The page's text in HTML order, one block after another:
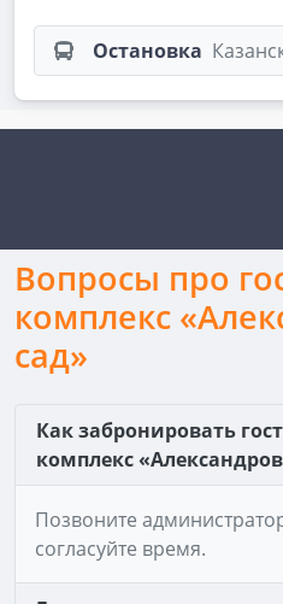
Остановка
Вопросы про
комплекс
сад»
Как забронировать
комплекс
Позвоните
согласуйте время.